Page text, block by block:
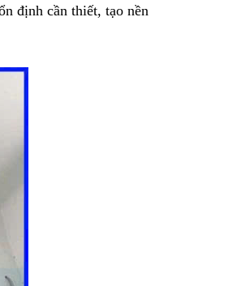
định cần thiết, tạo nền